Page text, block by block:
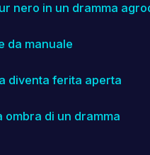
nero in un dramma
da manuale
diventa ferita aperta
ombra di un dramma